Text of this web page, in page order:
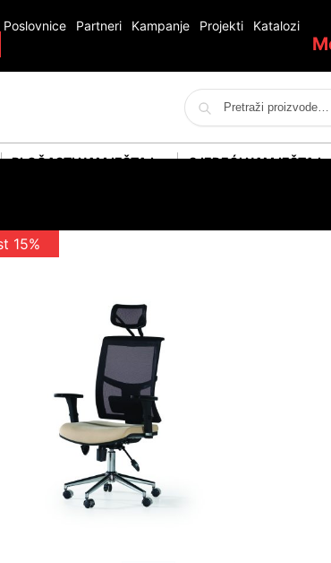
Poslovnice Partneri Kampanje Projekti
Katalozi
PLOČASTI NAMJEŠTAJ SJEDEĆI NAMJEŠTAJ
15%